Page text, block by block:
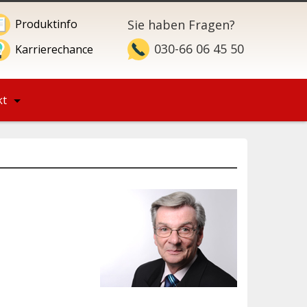
Sie haben Fragen?
030-66 06 45 50
Produktinfo
Karrierechance